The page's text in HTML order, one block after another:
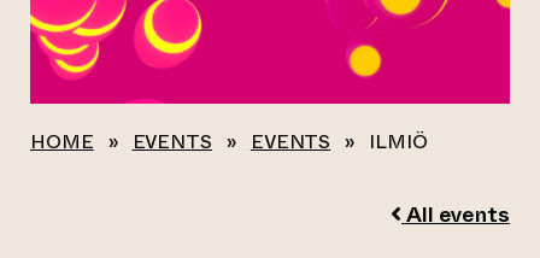
HOME » EVENTS » EVENTS » ILMIÖ
All events